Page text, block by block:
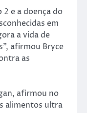
2 e a doença do
em
a vida de
afirmou Bryce
as
afirmou no
alimentos ultra